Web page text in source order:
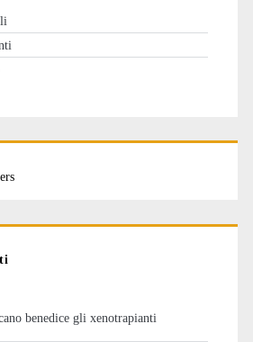
benedice gli xenotrapianti